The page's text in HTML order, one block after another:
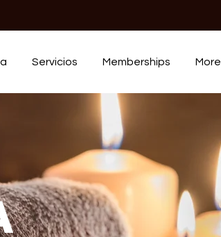
Servicios Memberships More